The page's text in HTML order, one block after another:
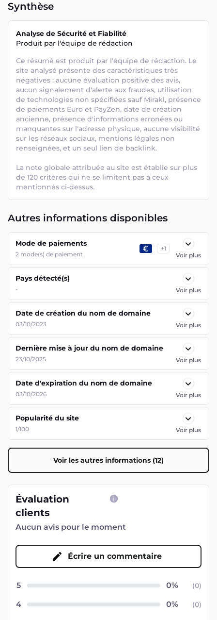
Synthèse
Analyse de Sécurité et Fiabilité
Produit par l'équipe de rédaction
Ce résumé est produit par l'équipe de rédaction. Le
site analysé présente des caractéristiques très
négatives : aucune évaluation positive des avis,
aucun signalement d'alerte aux fraudes, utilisation
de technologies non spécifiées sauf Mirakl, présence
de paiements Euro et PayZen, date de création
ancienne, présence d'informations erronées ou
manquantes sur l'adresse physique, aucune visibilité
sur les réseaux sociaux, mentions légales non
renseignées, et un seul lien de backlink.
La note globale attribuée au site est établie sur plus
de 120 critères qui ne se limitent pas à ceux
mentionnés ci-dessus.
Autres informations disponibles
Mode de paiements
2 mode(s) de paiement
+1
Voir plus
Pays détecté(s)
- Voir plus
Date de création du nom de domaine
03/10/2023 Voir plus
Dernière mise à jour du nom de domaine
23/10/2025 Voir plus
Date d'expiration du nom de domaine
03/10/2026 Voir plus
Popularité du site
1/100 Voir plus
Voir les autres informations (12)
Évaluation
clients
Aucun avis pour le moment
Écrire un commentaire
5 (0)
4 (0)